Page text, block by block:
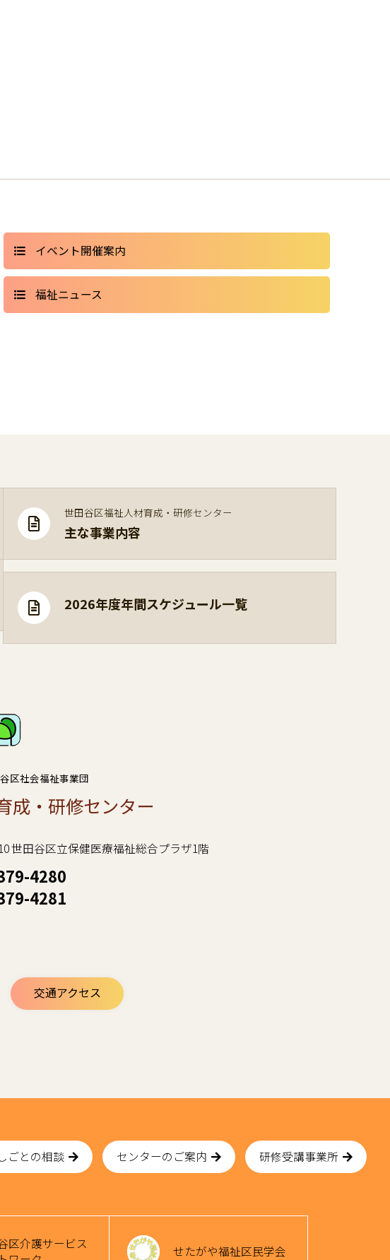
イベント開催案内
福祉ニュース
世田谷区福祉人材育成・研修センター
主な事業内容
2026年度年間スケジュール一覧
区社会福祉事業団
成・研修センター
世田谷区立保健医療福祉総合プラザ1階
4280
4281
交通アクセス
ごとの相談 センターのご案内 研修受講事業所
区介護サービス
せたがや福祉区民学会